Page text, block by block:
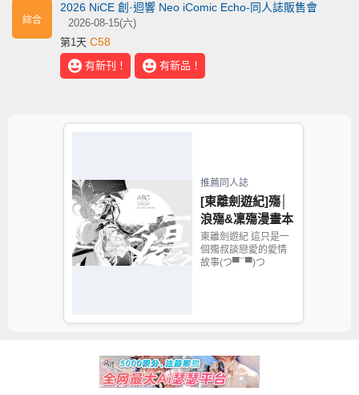
綜合
2026 NiCE 創·迴響 Neo iComic Echo-同人誌販售會
2026-08-15(六)
第1天 C58
有新刊！ 有新品！
推薦同人誌
[東離劍遊紀]殤│
浪殤&凜殤漫畫本
東離劍遊紀 這只是一
個殤叔談戀愛的愛情
故事(つ▀¯▀)つ